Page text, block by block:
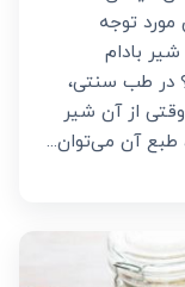
توجه
بادام
در طب سنتی،
از آن شیر
آن می‌توان...